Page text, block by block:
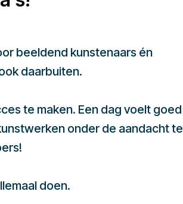
beeldend kunstenaars én
daarbuiten.
te maken. Een dag voelt goed
onder de aandacht te
doen.